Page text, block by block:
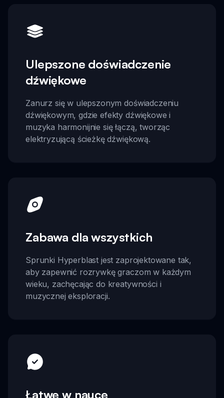
Ulepszone doświadczenie
dźwiękowe
Zanurz się w ulepszonym doświadczeniu
dźwiękowym, gdzie efekty dźwiękowe i
muzyka harmonijnie się łączą, tworząc
elektryzującą ścieżkę dźwiękową.
Zabawa dla wszystkich
Sprunki Hyperblast jest zaprojektowane tak,
aby zapewnić rozrywkę graczom w każdym
wieku, zachęcając do kreatywności i
muzycznej eksploracji.
Łatwe w nauce